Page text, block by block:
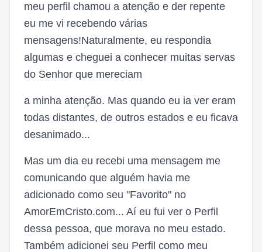
meu perfil chamou a atenção e der repente
eu me vi recebendo várias
mensagens!Naturalmente, eu respondia
algumas e cheguei a conhecer muitas servas
do Senhor que mereciam
a minha atenção. Mas quando eu ia ver eram
todas distantes, de outros estados e eu ficava
desanimado...
Mas um dia eu recebi uma mensagem me
comunicando que alguém havia me
adicionado como seu "Favorito" no
AmorEmCristo.com... Aí eu fui ver o Perfil
dessa pessoa, que morava no meu estado.
Também adicionei seu Perfil como meu